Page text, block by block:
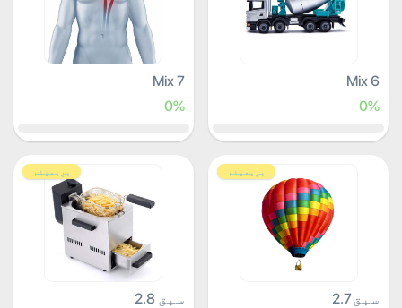
Mix 6
0%
Mix 7
0%
پرِیمیئم
سبق 2.7
پرِیمیئم
سبق 2.8